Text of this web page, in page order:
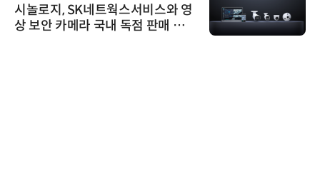
노보센스, PWM 고주파 과도 간섭
난제 극복…차량용 전류 감지 증폭